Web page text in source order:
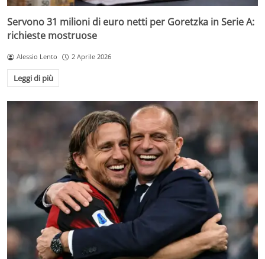
Servono 31 milioni di euro netti per Goretzka in Serie A:
richieste mostruose
Alessio Lento 2 Aprile 2026
Leggi di più